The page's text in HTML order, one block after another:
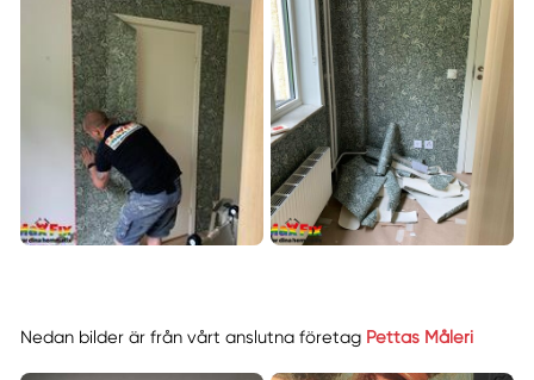
Nedan bilder är från vårt anslutna företag Pettas Måleri